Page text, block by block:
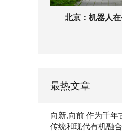
北京：机器人
最热文章
向新,向前 作为千年
传统和现代有机融